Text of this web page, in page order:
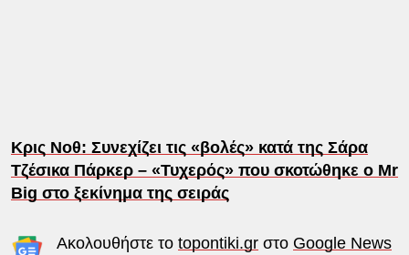
Κρις Νοθ: Συνεχίζει τις «βολές» κατά της Σάρα
Τζέσικα Πάρκερ – «Τυχερός» που σκοτώθηκε ο Mr
Big στο ξεκίνημα της σειράς
Ακολουθήστε το topontiki.grστο Google News